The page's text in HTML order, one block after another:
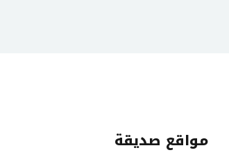
مواقع صديقة